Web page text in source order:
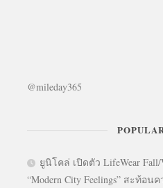
@mileday365
ยูนิโคล่ เปิดตัว LifeWear
“Modern City Feelings” สะท้อ